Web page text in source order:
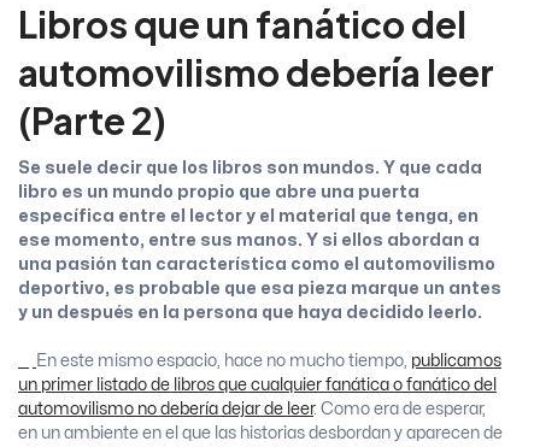
Libros que un fanático del
automovilismo debería leer
(Parte 2)
Se suele decir que los libros son mundos. Y que cada
libro es un mundo propio que abre una puerta
específica entre el lector y el material que tenga, en
ese momento, entre sus manos. Y si ellos abordan a
una pasión tan característica como el automovilismo
deportivo, es probable que esa pieza marque un antes
y un después en la persona que haya decidido leerlo.
En este mismo espacio, hace no mucho tiempo, publicamos
un primer listado de libros que cualquier fanática o fanático del
automovilismo no debería dejar de leer. Como era de esperar,
en un ambiente en el que las historias desbordan y aparecen de